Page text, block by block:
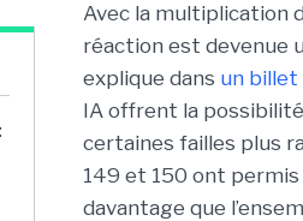
Avec la multiplication
réaction est devenue
explique dans un billet
IA offrent la
certaines failles plus
149 et 150 ont
davantage que